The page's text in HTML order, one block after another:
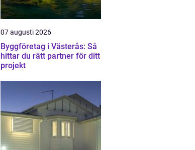
07 augusti 2026
Byggföretag i Västerås: Så
hittar du rätt partner för ditt
projekt